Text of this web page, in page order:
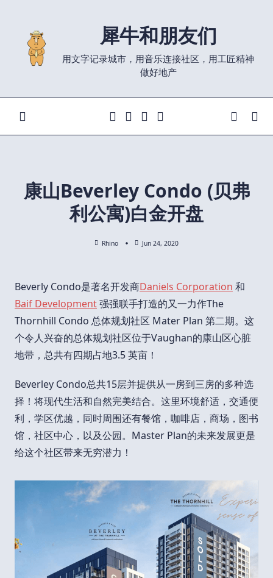
content
犀牛和朋友们
用文字记录城市，用音乐连接社区，用工匠精神
做好地产
康山Beverley Condo (贝弗
利公寓)白金开盘
Rhino Jun 24, 2020
Beverly Condo是著名开发商Daniels Corporation 和
Baif Development强强联手打造的又一力作The
Thornhill Condo 总体规划社区 Mater Plan 第二期。这
个令人兴奋的总体规划社区位于Vaughan的康山区心脏
地带，总共有四期占地3.5 英亩！
Beverley Condo总共15层并提供从一房到三房的多种选
择！将现代生活和自然完美结合。这里环境舒适，交通便
利，学区优越，同时周围还有餐馆，咖啡店，商场，图书
馆，社区中心，以及公园。Master Plan的未来发展更是
给这个社区带来无穷潜力！